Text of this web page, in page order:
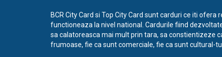
BCR City Card si Top City Card sunt carduri ce iti
functioneaza la nivel national. Cardurile fiind
sa calatoreasca mai mult prin tara, sa constientizeze
frumoase, fie ca sunt comerciale, fie ca sunt cultural-